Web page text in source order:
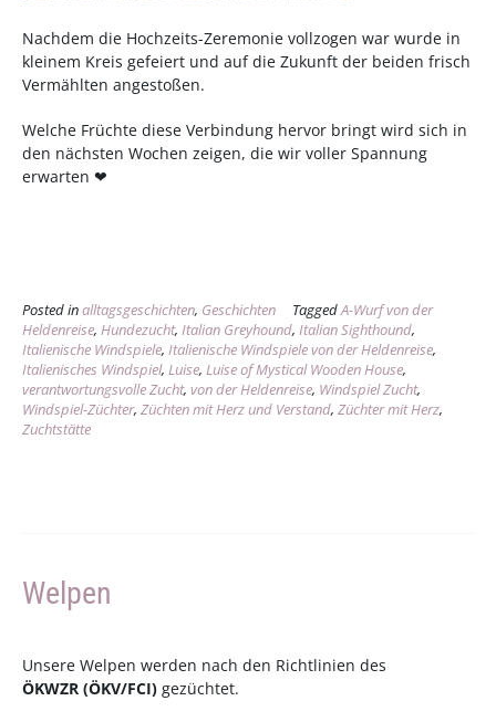
Nachdem die Hochzeits-Zeremonie vollzogen war wurde in
kleinem Kreis gefeiert und auf die Zukunft der beiden frisch
Vermählten angestoßen.
Welche Früchte diese Verbindung hervor bringt wird sich in
den nächsten Wochen zeigen, die wir voller Spannung
erwarten ❤
Posted inalltagsgeschichten, Geschichten TaggedA-Wurf von der
Heldenreise, Hundezucht, Italian Greyhound, Italian Sighthound,
Italienische Windspiele, Italienische Windspiele von der Heldenreise,
Italienisches Windspiel, Luise, Luise of Mystical Wooden House,
verantwortungsvolle Zucht, von der Heldenreise, Windspiel Zucht,
Windspiel-Züchter, Züchten mit Herz und Verstand, Züchter mit Herz,
Zuchtstätte
Welpen
Unsere Welpen werden nach den Richtlinien des
ÖKWZR (ÖKV/FCI) gezüchtet.